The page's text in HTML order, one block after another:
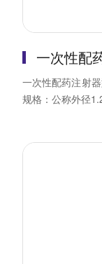
一次性配
一次性配药注射
规格：公称外径